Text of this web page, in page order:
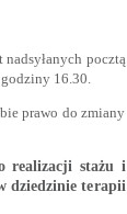
pocztą
16.30.
prawo do zmiany
realizacji stażu i
dziedzinie terapii